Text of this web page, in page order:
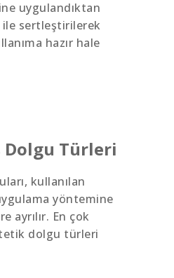
uygulandıktan
ile sertleştirilerek
hazır hale
Dolgu Türleri
kullanılan
yöntemine
ayrılır. En çok
dolgu türleri